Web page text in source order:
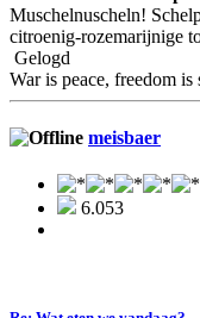
Muschelnuscheln!
citroenig-rozemarijnige
Gelogd
War is peace, freedom
meisbaer
6.053